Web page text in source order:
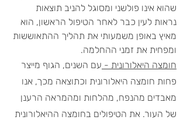
שהוא אינו פולשני ומסוגל להניב תוצאות
נראות לעין כבר לאחר הטיפול הראשון, הוא
מאיץ באופן משמעותי את תהליך ההתאוששות
ומפחית את זמני ההחלמה.
חומצה היאלורונית - עם השנים, הגוף מייצר
פחות חומצה היאלורונית וכתוצאה מכך, אנו
מאבדים מהנפח, מהלחות ומהמראה הרענן
של העור. את הטיפולים בחומצה ההיאלורונית